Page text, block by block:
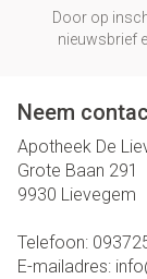
Door op
nieuwsbrief
Neem
Apotheek De
Grote Baan 291
9930 Lievegem
Telefoon:
E-mailadres: